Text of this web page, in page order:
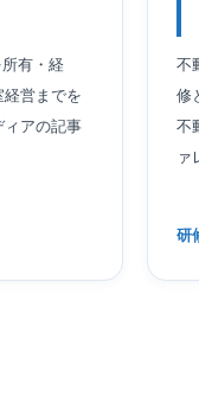
有・経
営までを
ィアの記事
不
修
不
ァ
研